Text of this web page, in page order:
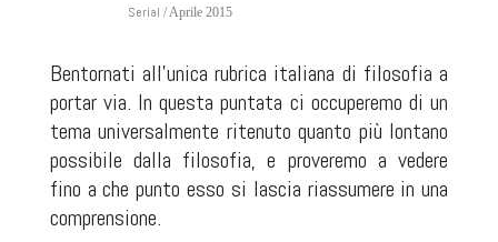
Serial / Aprile 2015
Bentornati all'unica rubrica italiana di filosofia a
portar via. In questa puntata ci occuperemo di un
tema universalmente ritenuto quanto più lontano
possibile dalla filosofia, e proveremo a vedere
fino a che punto esso si lascia riassumere in una
comprensione.